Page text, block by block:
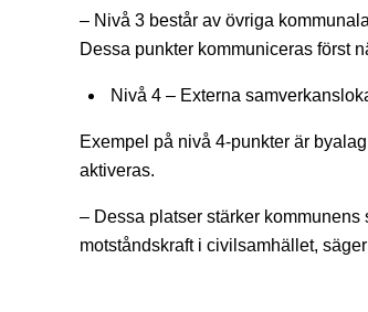
– Nivå 3 består av övriga
Dessa punkter kommuniceras först
Nivå 4 – Externa
Exempel på nivå 4-punkter är
aktiveras.
– Dessa platser stärker
motståndskraft i civilsamhället,